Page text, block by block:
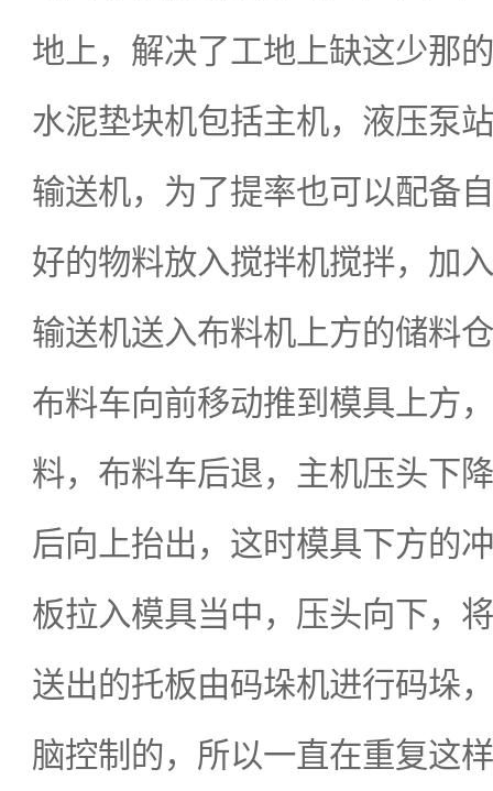
地上，解决了工地上缺这少那
水泥垫块机包括主机，液压泵
输送机，为了提率也可以配备
好的物料放入搅拌机搅拌，加
输送机送入布料机上方的储料
布料车向前移动推到模具上方
料，布料车后退，主机压头下
后向上抬出，这时模具下方的
板拉入模具当中，压头向下，
送出的托板由码垛机进行码垛
脑控制的，所以一直在重复这